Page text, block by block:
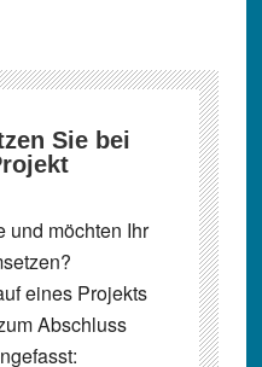
Sie bei
und möchten Ihr
eines Projekts
Abschluss